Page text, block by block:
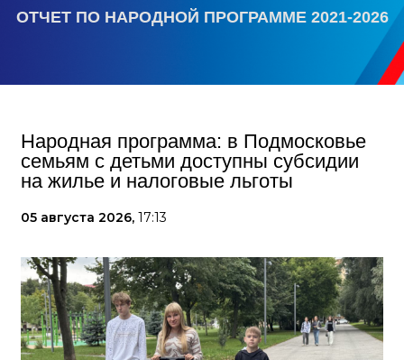
ОТЧЕТ ПО НАРОДНОЙ ПРОГРАММЕ 2021-2026
Народная программа: в Подмосковье
семьям с детьми доступны субсидии
на жилье и налоговые льготы
05 августа 2026, 17:13